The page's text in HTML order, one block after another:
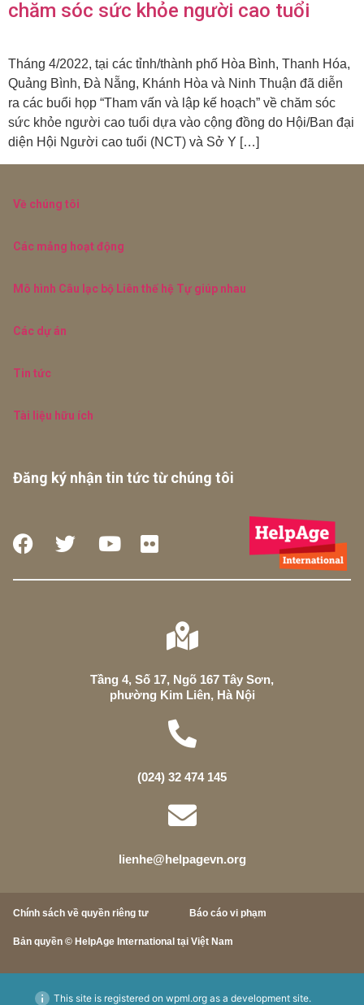
chăm sóc sức khỏe người cao tuổi
Tháng 4/2022, tại các tỉnh/thành phố Hòa Bình, Thanh Hóa,
Quảng Bình, Đà Nẵng, Khánh Hòa và Ninh Thuận đã diễn
ra các buổi họp “Tham vấn và lập kế hoạch” về chăm sóc
sức khỏe người cao tuổi dựa vào cộng đồng do Hội/Ban đại
diện Hội Người cao tuổi (NCT) và Sở Y […]
Về chúng tôi
Các mảng hoạt động
Mô hình Câu lạc bộ Liên thế hệ Tự giúp nhau
Các dự án
Tin tức
Tài liệu hữu ích
Đăng ký nhận tin tức từ chúng tôi
Tầng 4, Số 17, Ngõ 167 Tây Sơn,
phường Kim Liên, Hà Nội
(024) 32 474 145
lienhe@helpagevn.org
Chính sách về quyền riêng tư Báo cáo vi phạm
Bản quyền © HelpAge International tại Việt Nam
This site is registered on wpml.orgas a development site.